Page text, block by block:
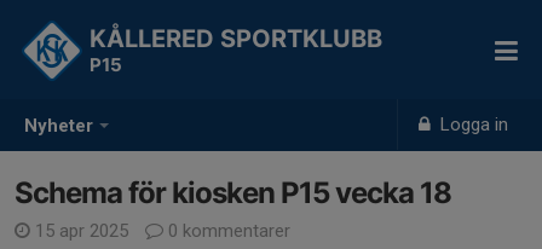
Nyheter Logga in
KÅLLERED SPORTKLUBB
P15
Schema för kiosken P15 vecka 18
15 apr 2025 0 kommentarer